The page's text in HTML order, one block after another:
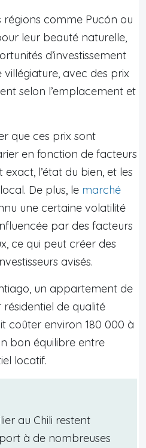
régions comme Pucón ou
leur beauté naturelle,
d’investissement
avec des prix
selon l’emplacement et
que ces prix sont
en fonction de facteurs
l’état du bien, et les
De plus, le marché
une certaine volatilité
par des facteurs
ce qui peut créer des
avisés.
un appartement de
de qualité
coûter environ 180 000 à
bon équilibre entre
locatif.
au Chili restent
à de nombreuses